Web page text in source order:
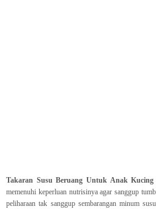
Takaran Susu Beruang Untuk Anak Kucing
memenuhi keperluan nutrisinya agar sanggup
peliharaan tak sanggup sembarangan minum